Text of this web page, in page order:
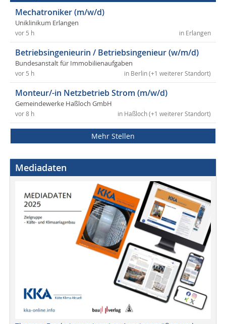
Mechatroniker (m/w/d)
Uniklinikum Erlangen
in Erlangen
vor 5 h
Betriebsingenieurin / Betriebsingenieur (w/m/d)
Bundesanstalt für Immobilienaufgaben
in Berlin (+1 weiterer Standort)
vor 5 h
Monteur/-in Netzbetrieb Strom (m/w/d)
Gemeindewerke Haßloch GmbH
in Haßloch (+1 weiterer Standort)
vor 8 h
Mehr Stellen
Mediadaten